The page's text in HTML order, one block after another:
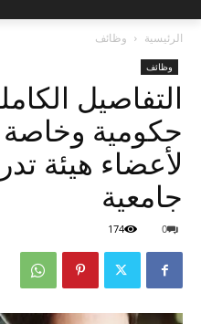
الرئيسية وظائف
وظائف
حكومية وخاصة
لأعضاء هيئة
جامعية
0
174